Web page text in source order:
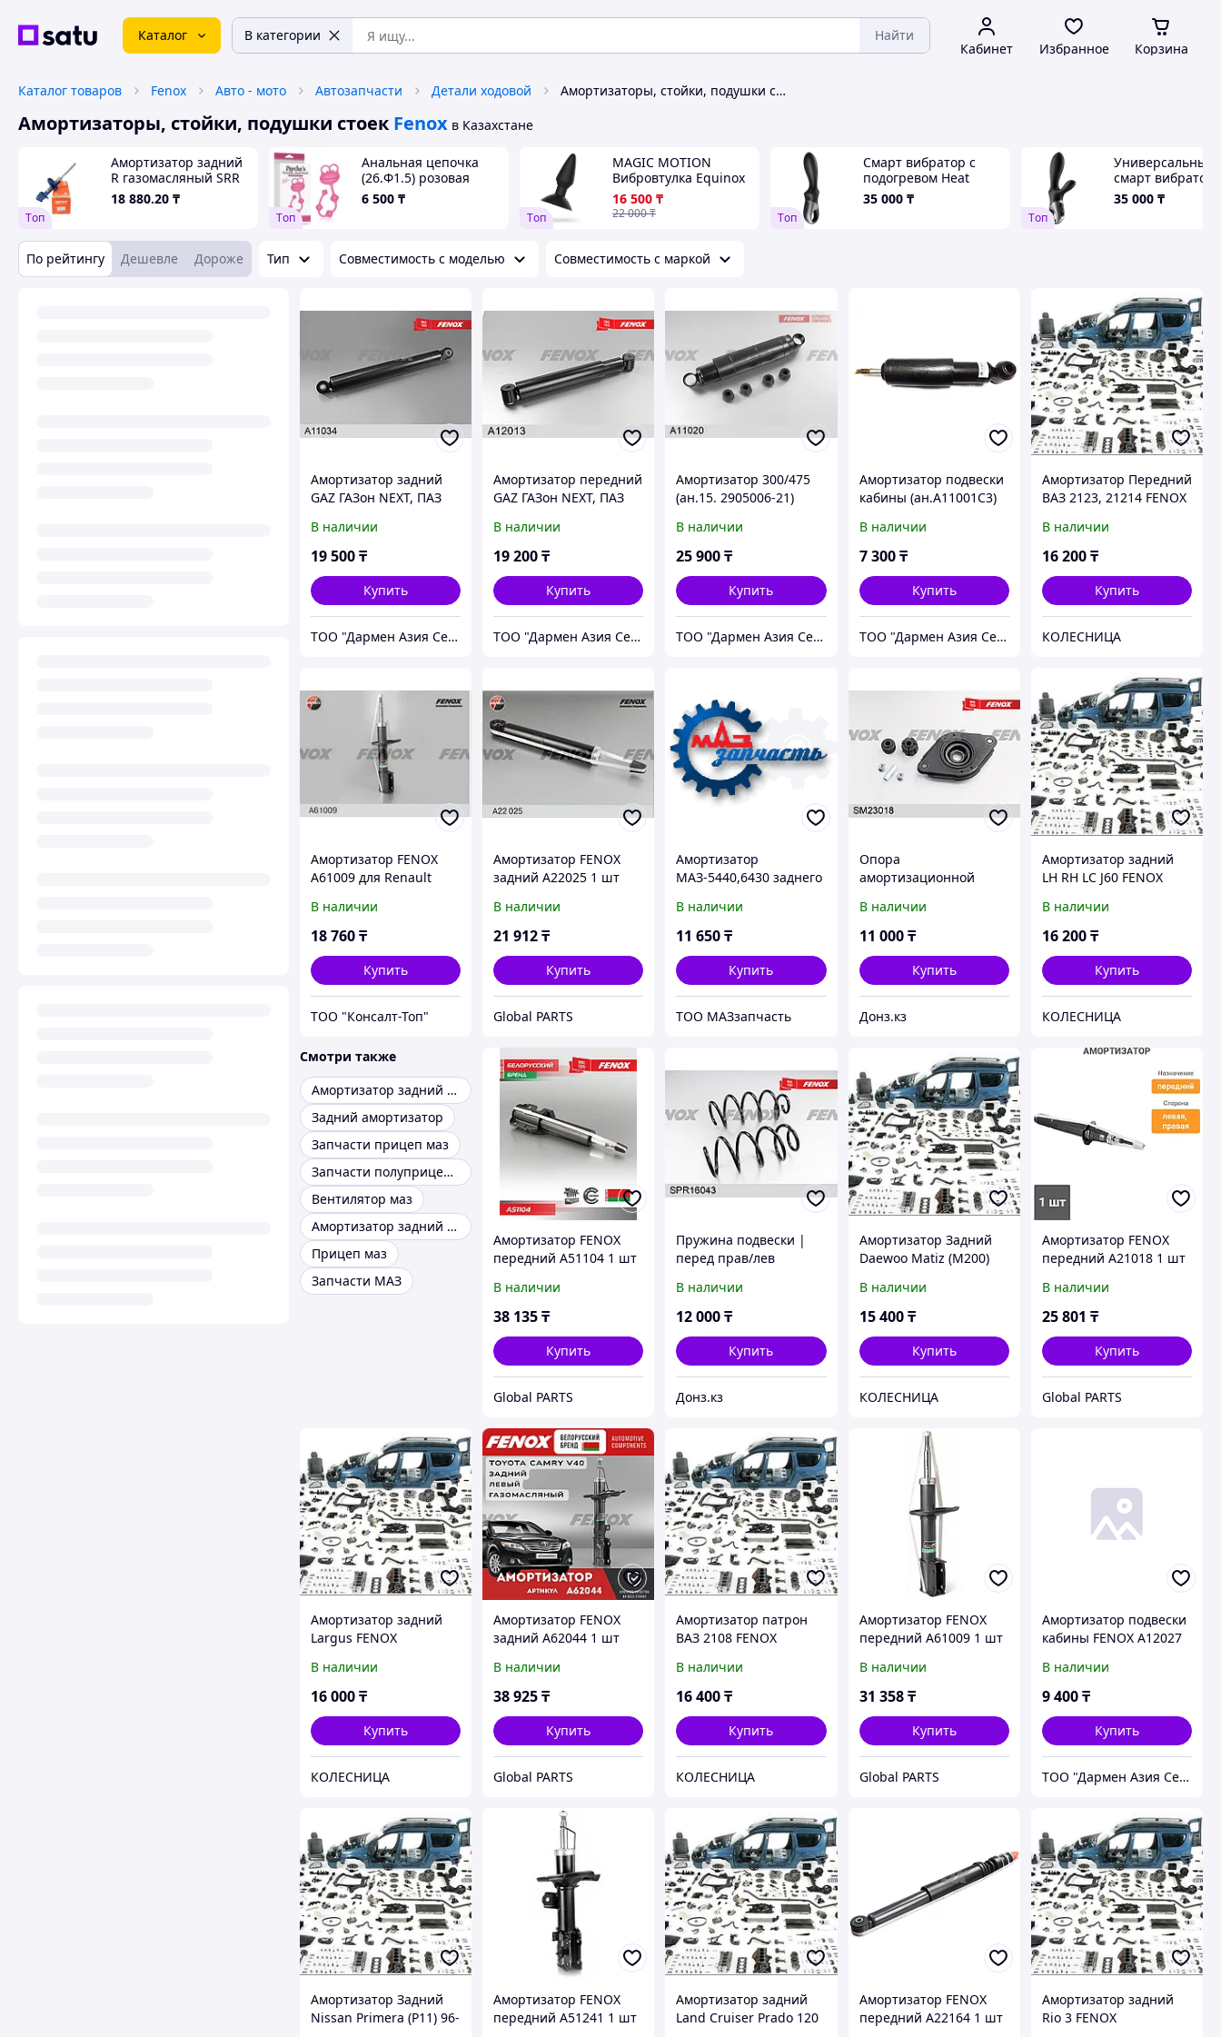
Каталог В категории Найти
Кабинет Избранное Корзина
Каталог товаров Fenox Авто - мото Автозапчасти Детали ходовой Амортизаторы, стойки, подушки стоек Fenox
Амортизаторы, стойки, подушки стоек Fenox в Казахстане
Tоп
Амортизатор задний
R газомасляный SRR
OE SA-160500
18 880.20 ₸
Tоп
Анальная цепочка
(26.Φ1.5) розовая
6 500 ₸
Tоп
MAGIC MOTION
Вибровтулка Equinox
16 500 ₸
22 000₸ Tоп
Смарт вибратор с
подогревом Heat
Climax Connect App
Satisfyer
35 000 ₸
Tоп
Универсальный
смарт вибратор
подогревом
Heat Climax+
35 000 ₸
По рейтингу Дешевле Дороже Тип Совместимость с моделью Совместимость с маркой
Амортизатор задний
GAZ ГАЗон NEXT, ПАЗ
FENOX
В наличии
19 500₸
Купить
ТОО "Дармен Азия Сервис"
Амортизатор передний
GAZ ГАЗон NEXT, ПАЗ
FENOX
В наличии
19 200₸
Купить
ТОО "Дармен Азия Сервис"
Амортизатор 300/475
(ан.15. 2905006-21)
В наличии
25 900₸
Купить
ТОО "Дармен Азия Сервис"
Амортизатор подвески
кабины (ан.А11001С3)
В наличии
7 300 ₸
Купить
ТОО "Дармен Азия Сервис"
Амортизатор Передний
ВАЗ 2123, 21214 FENOX
В наличии
16 200₸
Купить
КОЛЕСНИЦА
Амортизатор FENOX
A61009 для Renault
передний
В наличии
18 760₸
Купить
ТОО "Консалт-Топ"
Амортизатор FENOX
задний A22025 1 шт
В наличии
21 912₸
Купить
Global PARTS
Амортизатор
МАЗ-5440,6430 заднего
кабины FENOX;
A12027/20.5001010-10,
В наличии
11 650₸
Купить
ТОО МАЗзапчасть
Опора
амортизационной
|#SM23018
В наличии
11 000 ₸
Купить
Донз.кз
Амортизатор задний
LH RH LC J60 FENOX
В наличии
16 200₸
Купить
КОЛЕСНИЦА
Смотри также
Амортизатор задний ваз
Задний амортизатор
Запчасти прицеп маз
Запчасти полуприцеп маз
Вентилятор маз
Амортизатор задний largus
Прицеп маз
Запчасти МАЗ
Амортизатор FENOX
передний A51104 1 шт
В наличии
38 135₸
Купить
Global PARTS
Пружина подвески |
перед прав/лев
В наличии
12 000₸
Купить
Донз.кз
Амортизатор Задний
Daewoo Matiz (M200)
05- FENOX
В наличии
15 400 ₸
Купить
КОЛЕСНИЦА
Амортизатор FENOX
передний A21018 1 шт
В наличии
25 801 ₸
Купить
Global PARTS
Амортизатор задний
Largus FENOX
В наличии
16 000₸
Купить
КОЛЕСНИЦА
Амортизатор FENOX
задний A62044 1 шт
В наличии
38 925₸
Купить
Global PARTS
Амортизатор патрон
ВАЗ 2108 FENOX
В наличии
16 400₸
Купить
КОЛЕСНИЦА
Амортизатор FENOX
передний A61009 1 шт
В наличии
31 358 ₸
Купить
Global PARTS
Амортизатор подвески
кабины FENOX A12027
20.5001010-10
В наличии
9 400₸
Купить
ТОО "Дармен Азия Сервис"
Амортизатор Задний
Nissan Primera (P11) 96-
Амортизатор FENOX
передний A51241 1 шт
Амортизатор задний
Land Cruiser Prado 120
Амортизатор FENOX
передний A22164 1 шт
Амортизатор задний
Rio 3 FENOX